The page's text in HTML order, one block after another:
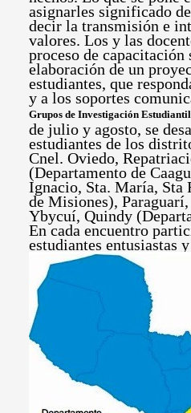
asignarles significado
decir la transmisión e
valores. Los y las
proceso de capacitación
elaboración de un
estudiantes, que
y a los soportes
Grupos de Investigación Estudiantil
de julio y agosto, se
estudiantes de los
Cnel. Oviedo,
(Departamento de
Ignacio, Sta. María, Sta
de Misiones),
Ybycuí, Quindy
En cada encuentro
estudiantes entusiastas